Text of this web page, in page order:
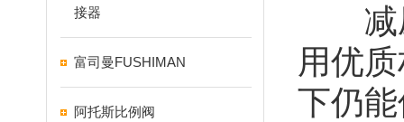
接器
富司曼FUSHIMAN
阿托斯比例阀
减压
用优
下仍